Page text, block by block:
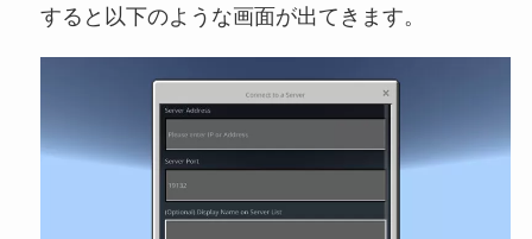
すると以下のような画面が出てきます。